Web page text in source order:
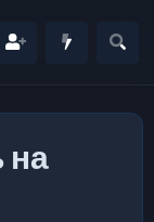
на